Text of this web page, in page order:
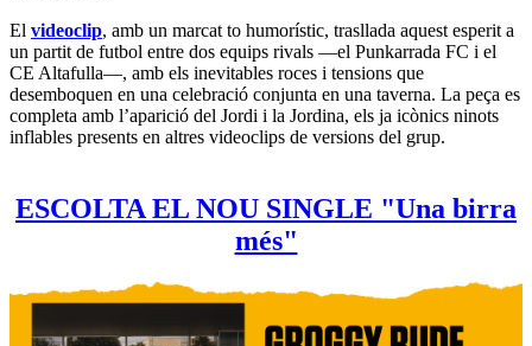
El videoclip, amb un marcat to humorístic, trasllada aquest esperit a
un partit de futbol entre dos equips rivals —el Punkarrada FC i el
CE Altafulla—, amb els inevitables roces i tensions que
desemboquen en una celebració conjunta en una taverna. La peça es
completa amb l’aparició del Jordi i la Jordina, els ja icònics ninots
inflables presents en altres videoclips de versions del grup.
ESCOLTA EL NOU SINGLE "Una birra
més"